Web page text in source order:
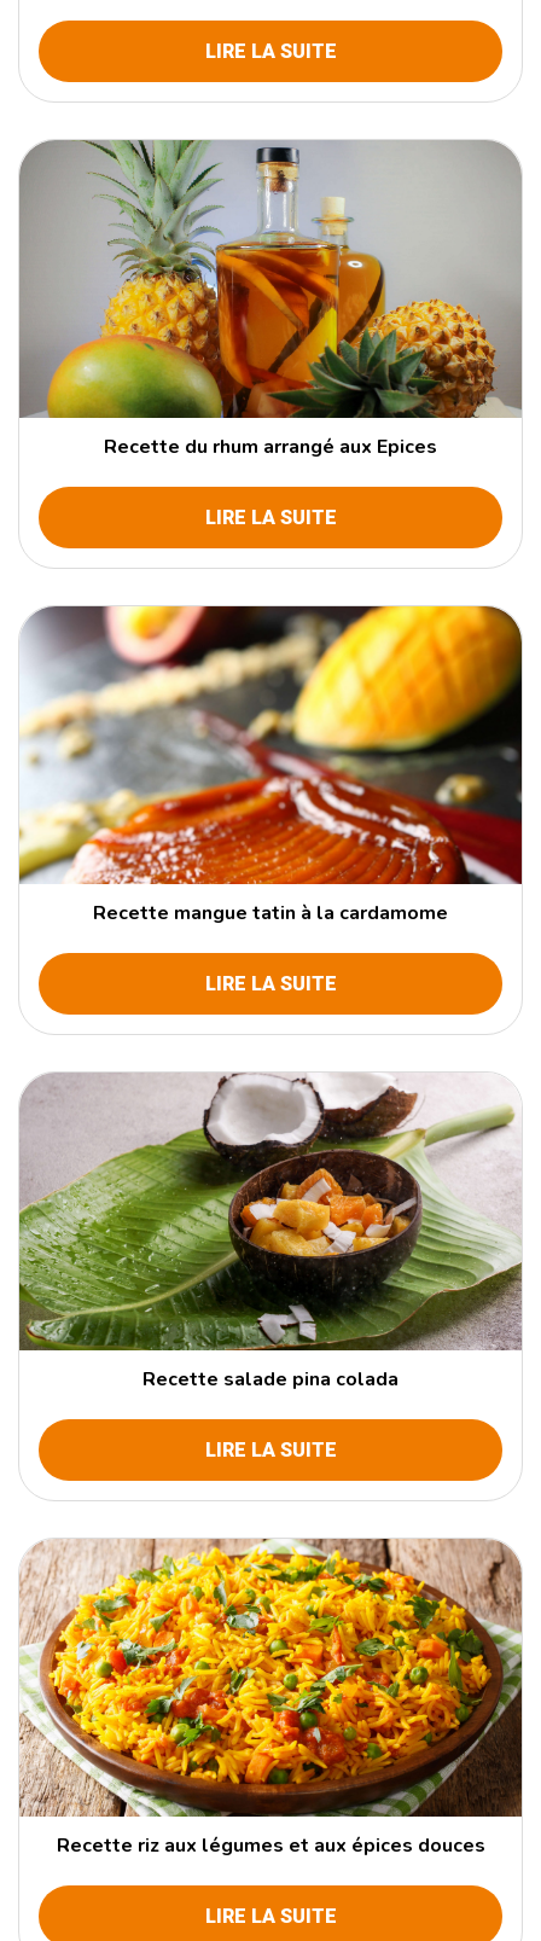
LIRE LA SUITE
Recette du rhum arrangé aux Epices
LIRE LA SUITE
Recette mangue tatin à la cardamome
LIRE LA SUITE
Recette salade pina colada
LIRE LA SUITE
Recette riz aux légumes et aux épices douces
LIRE LA SUITE